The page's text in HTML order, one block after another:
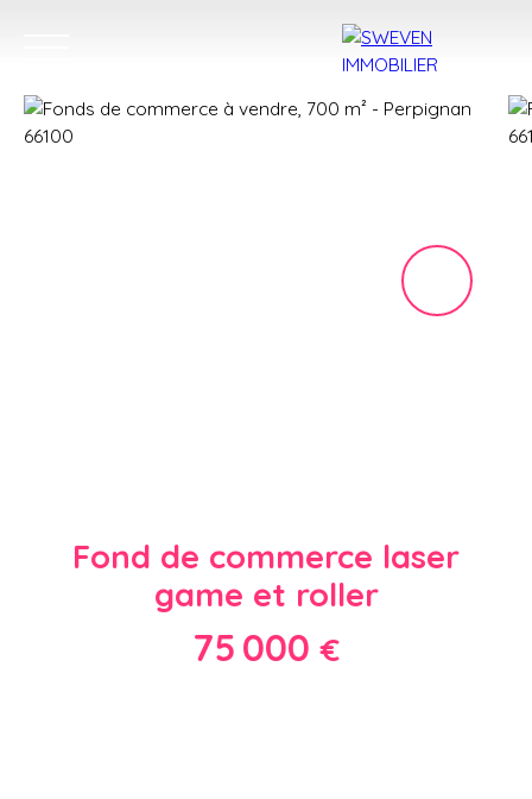
Fond de commerce laser
game et roller
75 000€